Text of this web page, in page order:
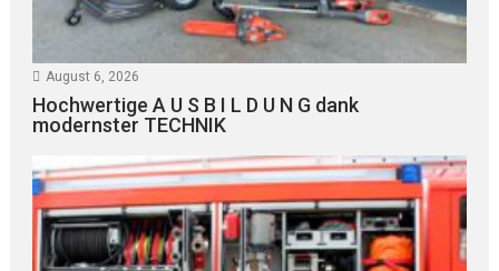
August 6, 2026
Hochwertige A U S B I L D U N G dank
modernster TECHNIK